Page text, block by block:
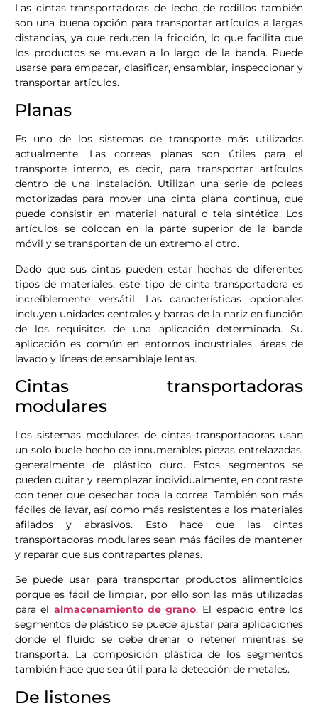
Las cintas transportadoras de lecho de rodillos también
son una buena opción para transportar artículos a largas
distancias, ya que reducen la fricción, lo que facilita que
los productos se muevan a lo largo de la banda. Puede
usarse para empacar, clasificar, ensamblar, inspeccionar y
transportar artículos.
Planas
Es uno de los sistemas de transporte más utilizados
actualmente. Las correas planas son útiles para el
transporte interno, es decir, para transportar artículos
dentro de una instalación. Utilizan una serie de poleas
motorizadas para mover una cinta plana continua, que
puede consistir en material natural o tela sintética. Los
artículos se colocan en la parte superior de la banda
móvil y se transportan de un extremo al otro.
Dado que sus cintas pueden estar hechas de diferentes
tipos de materiales, este tipo de cinta transportadora es
increíblemente versátil. Las características opcionales
incluyen unidades centrales y barras de la nariz en función
de los requisitos de una aplicación determinada. Su
aplicación es común en entornos industriales, áreas de
lavado y líneas de ensamblaje lentas.
Cintas transportadoras
modulares
Los sistemas modulares de cintas transportadoras usan
un solo bucle hecho de innumerables piezas entrelazadas,
generalmente de plástico duro. Estos segmentos se
pueden quitar y reemplazar individualmente, en contraste
con tener que desechar toda la correa. También son más
fáciles de lavar, así como más resistentes a los materiales
afilados y abrasivos. Esto hace que las cintas
transportadoras modulares sean más fáciles de mantener
y reparar que sus contrapartes planas.
Se puede usar para transportar productos alimenticios
porque es fácil de limpiar, por ello son las más utilizadas
para el almacenamiento de grano. El espacio entre los
segmentos de plástico se puede ajustar para aplicaciones
donde el fluido se debe drenar o retener mientras se
transporta. La composición plástica de los segmentos
también hace que sea útil para la detección de metales.
De listones